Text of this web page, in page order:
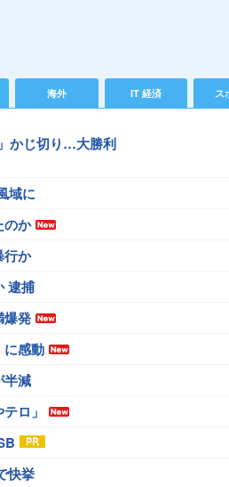
海外 IT 経済 ス
かじ切り…大勝利
域に
のか
行か
逮捕
発
に感動
半減
ロ」
快挙